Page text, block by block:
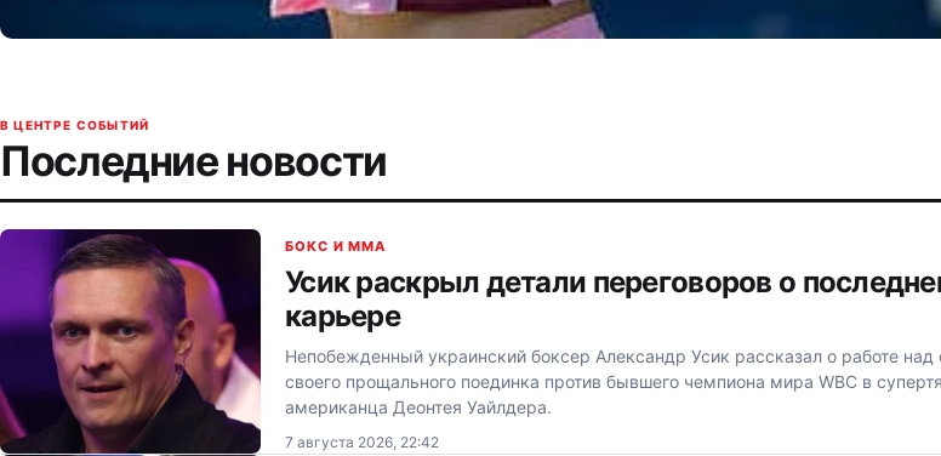
В ЦЕНТРЕ СОБЫТИЙ
Последние новости
БОКС И MMA
Усик раскрыл детали переговоров о
карьере
Непобежденный украинский боксер Александр Усик рассказал о работе над
своего прощального поединка против бывшего чемпиона мира WBC в
американца Деонтея Уайлдера.
7 августа 2026, 22:42